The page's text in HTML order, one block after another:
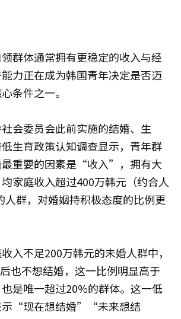
群体通常拥有更稳定的收入与经
力正在成为韩国青年决定是否迈
条件之一。
会委员会此前实施的结婚、生
生育政策认知调查显示，青年群
最重要的因素是“收入”，拥有大
家庭收入超过400万韩元（约合人
人群，对婚姻持积极态度的比例更
入不足200万韩元的未婚人群中，
也不想结婚，这一比例明显高于
是唯一超过20%的群体。这一低
示“现在想结婚”“未来想结